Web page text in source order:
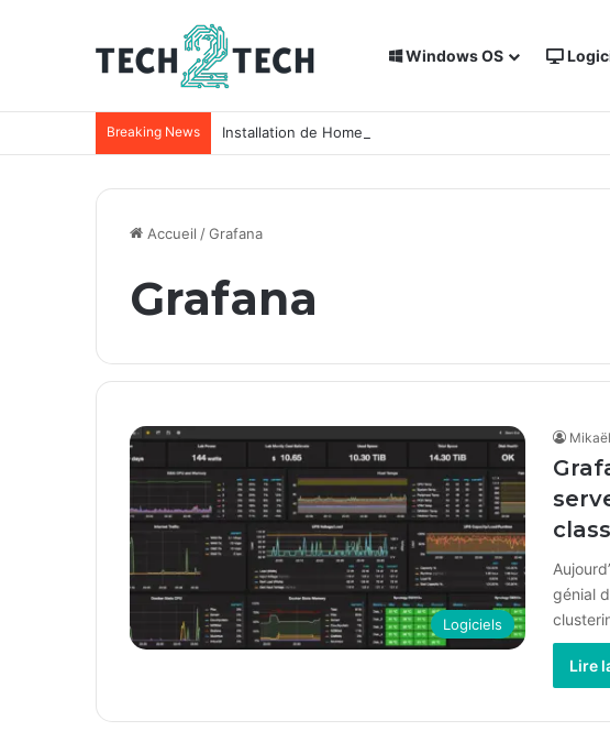
Windows OS
Breaking News Installation de Home Assistant sur un NAS Synology
Accueil /Grafana
Grafana
Logiciels
génial
Lire